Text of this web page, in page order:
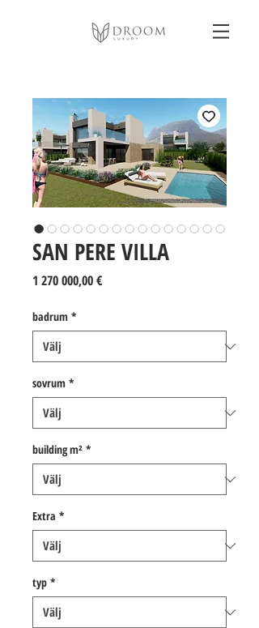
SAN PERE VILLA
1 270 000,00 €Pris
badrum *
sovrum *
building m² *
Extra *
typ *